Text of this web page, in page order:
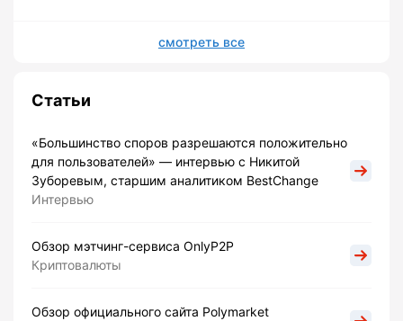
смотреть все
Статьи
«Большинство споров разрешаются положительно
для пользователей» — интервью с Никитой
Зуборевым, старшим аналитиком BestChange
Интервью
Обзор мэтчинг-сервиса OnlyP2P
Криптовалюты
Обзор официального сайта Polymarket